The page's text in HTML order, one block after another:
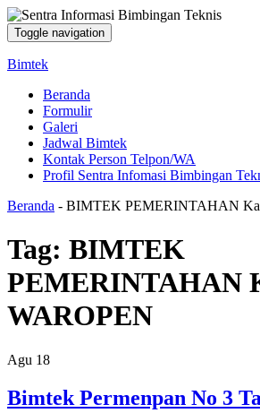
Toggle navigation
Bimtek
Beranda
Formulir
Galeri
Jadwal Bimtek
Kontak Person Telpon/WA
Profil Sentra Infomasi Bimbingan
Beranda - BIMTEK PEMERINTAHAN
Tag: BIMTEK
PEMERINTAHAN
WAROPEN
Agu 18
Bimtek Permenpan No 3